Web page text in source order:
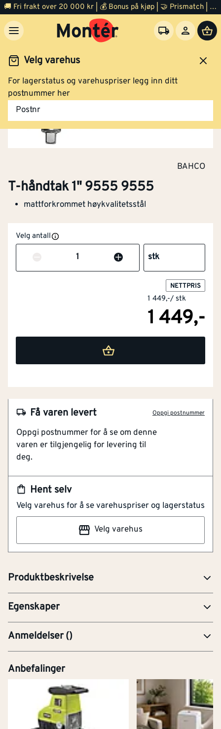
🚚 Fri frakt over 20 000 kr | 💰 Bonus på kjøp | 🤝 Prismatch | ⭐ 100% fornøyd garanti | 🏪 140 byggevarehus
Velg varehus
For lagerstatus og varehuspriser legg inn ditt
postnummer her
Postnr
Verktøy Håndverktøy
BAHCO
T-håndtak 1" 9555 9555
mattforkrommet høykvalitetsstål
Velg antall
Antall stk
NETTPRIS
1 449,-/ stk
1 449,-
Hent selv
Velg varehus for å se varehuspriser og lagerstatus
Velg varehus
Få varen levert Oppgi postnummer
Oppgi postnummer for å se om denne
varen er tilgjengelig for levering til
deg.
Produktbeskrivelse
Artikkelnummer 101319053
T-håndtak 1" 9555 9555. Div. tilbehør til piper og
Egenskaper
Lengde (mm) [mm] 508
Isolasjonsbeskyttelse
1000 V
Anmeldelser()
Anbefalinger